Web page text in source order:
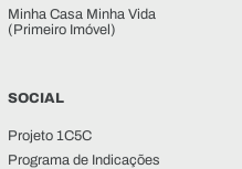
Minha Casa Minha Vida
(Primeiro Imóvel)
SOCIAL
Projeto 1C5C
Programa de Indicações